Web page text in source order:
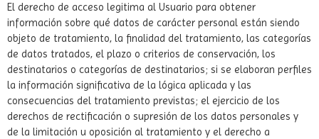
El derecho de acceso legitima al Usuario para obtener
información sobre qué datos de carácter personal están siendo
objeto de tratamiento, la finalidad del tratamiento, las categorías
de datos tratados, el plazo o criterios de conservación, los
destinatarios o categorías de destinatarios; si se elaboran perfiles
la información significativa de la lógica aplicada y las
consecuencias del tratamiento previstas; el ejercicio de los
derechos de rectificación o supresión de los datos personales y
de la limitación u oposición al tratamiento y el derecho a